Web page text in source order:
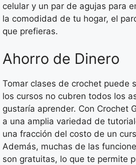
celular y un par de agujas para
la comodidad de tu hogar, el
que prefieras.
Ahorro de Dinero
Tomar clases de crochet puede
los cursos no cubren todos los
gustaría aprender. Con Crochet
a una amplia variedad de
una fracción del costo de un
Además, muchas de las
son gratuitas, lo que te permite